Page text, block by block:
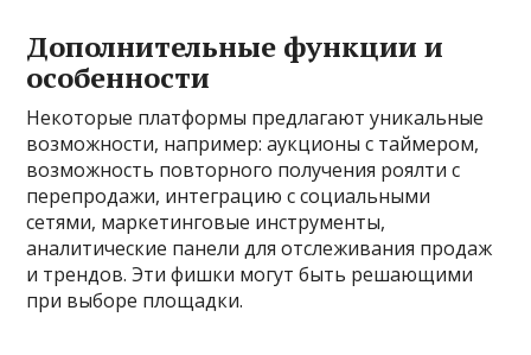
Дополнительные функции и
особенности
Некоторые платформы предлагают уникальные
возможности, например: аукционы с таймером,
возможность повторного получения роялти с
перепродажи, интеграцию с социальными
сетями, маркетинговые инструменты,
аналитические панели для отслеживания продаж
и трендов. Эти фишки могут быть решающими
при выборе площадки.